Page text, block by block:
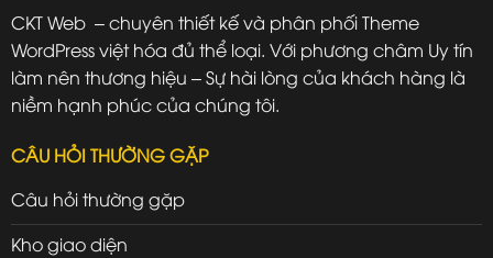
CKT Web – chuyên thiết kế và phân phối Theme
WordPress việt hóa đủ thể loại. Với phương châm Uy tín
làm nên thương hiệu – Sự hài lòng của khách hàng là
niềm hạnh phúc của chúng tôi.
CÂU HỎI THƯỜNG GẶP
Câu hỏi thường gặp
Kho giao diện